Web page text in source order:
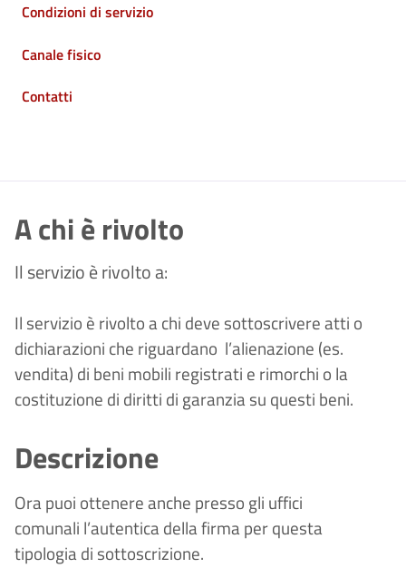
Condizioni di servizio
Canale fisico
Contatti
A chi è rivolto
Il servizio è rivolto a:
Il servizio è rivolto a chi deve sottoscrivere atti o
dichiarazioni che riguardano l’alienazione (es.
vendita) di beni mobili registrati e rimorchi o la
costituzione di diritti di garanzia su questi beni.
Descrizione
Ora puoi ottenere anche presso gli uffici
comunali l’autentica della firma per questa
tipologia di sottoscrizione.